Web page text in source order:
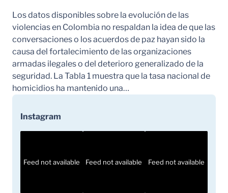
Los datos disponibles sobre la evolución de las
violencias en Colombia no respaldan la idea de que las
conversaciones o los acuerdos de paz hayan sido la
causa del fortalecimiento de las organizaciones
armadas ilegales o del deterioro generalizado de la
seguridad. La Tabla 1 muestra que la tasa nacional de
homicidios ha mantenido una…
Instagram
Feed not available Feed not available Feed not available